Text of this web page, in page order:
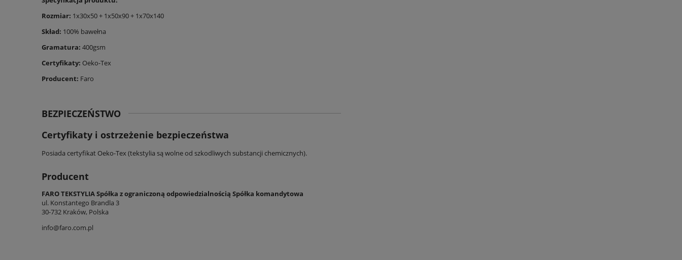
Rozmiar: 1x30x50 + 1x50x90 + 1x70x140
Skład: 100% bawełna
Gramatura: 400gsm
Certyfikaty: Oeko-Tex
Producent: Faro
BEZPIECZEŃSTWO
Certyfikaty i ostrzeżenie bezpieczeństwa
Posiada certyfikat Oeko-Tex (tekstylia są wolne od szkodliwych substancji chemicznych).
Producent
FARO TEKSTYLIA Spółka z ograniczoną odpowiedzialnością Spółka komandytowa
ul. Konstantego Brandla 3
30-732 Kraków, Polska
info@faro.com.pl